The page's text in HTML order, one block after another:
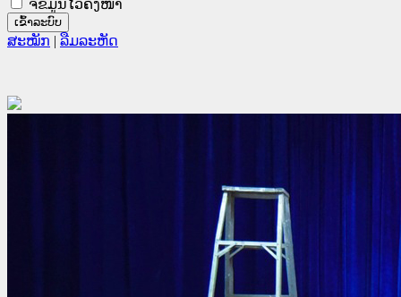
ຈື່ຂໍ້ມູນໄວ້ຄັ້ງໜ້າ
ສະໝັກ | ລືມລະຫັດ